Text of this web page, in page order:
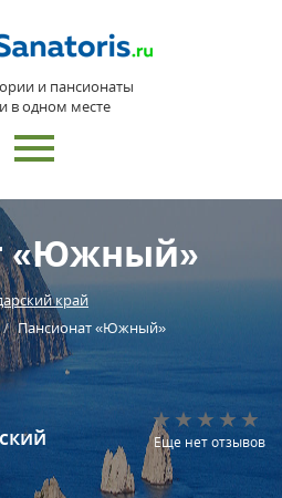
и пансионаты
в одном месте
«Южный»
край
Пансионат «Южный»
Еще нет отзывов